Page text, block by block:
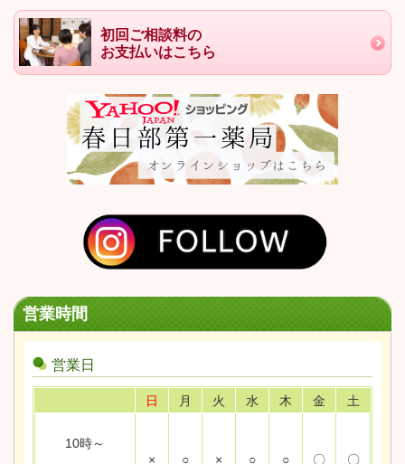
初回ご相談料の
お支払いはこちら
営業時間
営業日
日 月 火 水 木 金 土
10時～
× ○ × ○ ○ 〇 〇